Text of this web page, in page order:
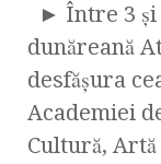
► Între 3 şi
dunăreană
desfăşura
Academiei
Cultură,